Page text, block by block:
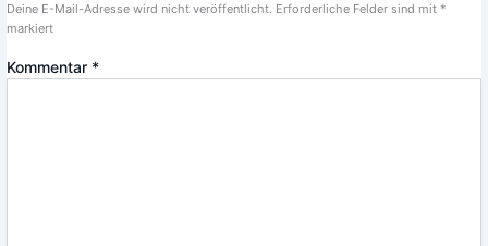
Deine E-Mail-Adresse wird nicht veröffentlicht. Erforderliche Felder sind mit *
markiert
Kommentar *